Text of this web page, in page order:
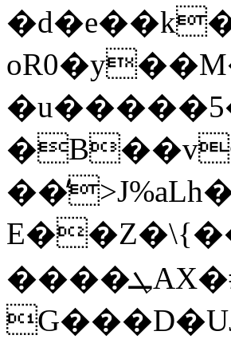
����ܛAX�#�v\ղT0�b��Hj��e�(��m�͎g�Lݖ